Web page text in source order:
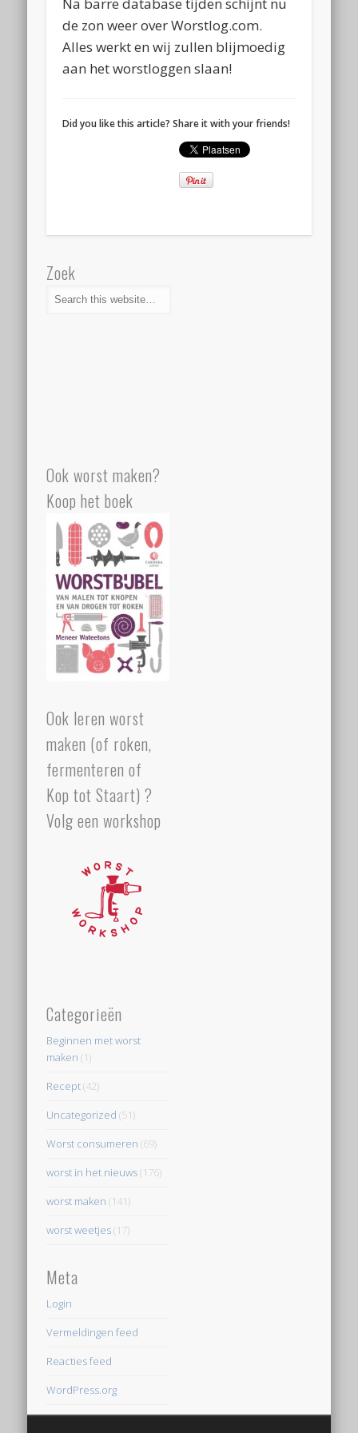
de zon weer over Worstlog.com.
Alles werkt en wij zullen blijmoedig
aan het worstloggen slaan!
Did you like this article? Share it with your friends!
Zoek
Ook worst maken?
Koop het boek
Ook leren worst
maken (of roken,
fermenteren of
Kop tot Staart) ?
Volg een workshop
Categorieën
Beginnen met worst
maken (1)
Recept(42)
Uncategorized (51)
Worst consumeren (69)
worst in het nieuws(176)
worst maken (141)
worst weetjes(17)
Meta
Login
Vermeldingen feed
Reacties feed
WordPress.org